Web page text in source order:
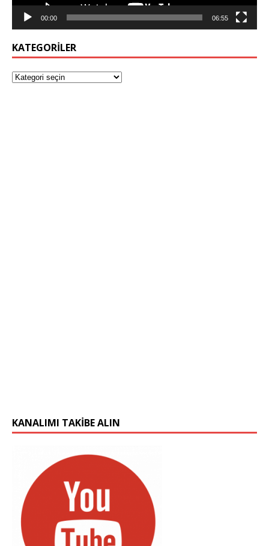
00:00 06:55
KATEGORILER
KANALIMI TAKIBE ALIN